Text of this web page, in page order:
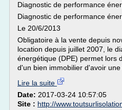
Diagnostic de performance
Diagnostic de performance
Le 20/6/2013
Obligatoire à la vente depuis
location depuis juillet 2007, le
énergétique (DPE) permet lors
d'un bien immobilier d'avoir une
Lire la suite
Date: 2017-03-24 10:57:05
Site : http://